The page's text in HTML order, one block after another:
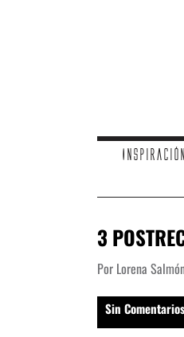
Inspiración
3
Por Lorena
Sin Comentarios